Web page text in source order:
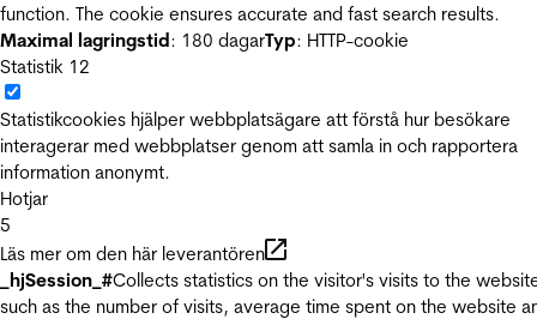
function. The cookie ensures accurate and fast search results.
Maximal lagringstid: 180 dagarTyp: HTTP-cookie
Statistik 12
Statistikcookies hjälper webbplatsägare att förstå hur besökare
interagerar med webbplatser genom att samla in och rapportera
information anonymt.
Hotjar
5
Läs mer om den här leverantören
_hjSession_#Collects statistics on the visitor's visits to the
such as the number of visits, average time spent on the website